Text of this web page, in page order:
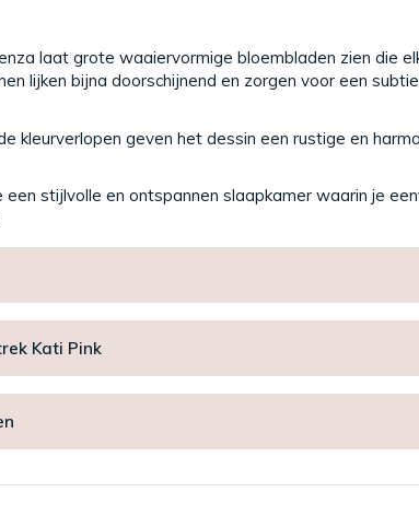
laat grote waaiervormige bloembladen zien die
lijken bijna doorschijnend en zorgen voor een
kleurverlopen geven het dessin een rustige en
stijlvolle en ontspannen slaapkamer waarin je
Kati Pink